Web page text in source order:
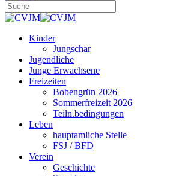
Kinder
Jungschar
Jugendliche
Junge Erwachsene
Freizeiten
Bobengrün 2026
Sommerfreizeit 2026
Teiln.bedingungen
Leben
hauptamliche Stelle
FSJ / BFD
Verein
Geschichte